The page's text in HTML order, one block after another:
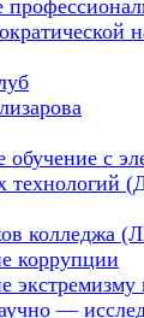
обучение с
технологий
колледжа
коррупции
экстремизму
—